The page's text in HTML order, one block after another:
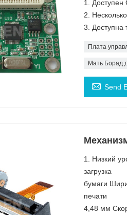
1. Доступен
2.
3. Доступна
Плата
Мать Борад
 Send
1. Низкий
загрузка
бумаги
печати
4,48 мм